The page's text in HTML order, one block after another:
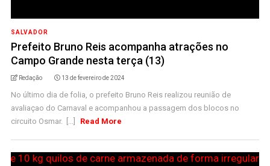
SALVADOR
Prefeito Bruno Reis acompanha atrações no
Campo Grande nesta terça (13)
Redação 13 de fevereiro de 2024
No último dia de folia, o prefeito Bruno Reis realizou reunião de
avaliaçao do Carnaval e acompanhou a passagem dos blocos no
circuito Osmar. [...]
Read More